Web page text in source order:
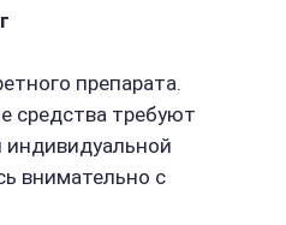
препарата.
средства требуют
индивидуальной
внимательно с